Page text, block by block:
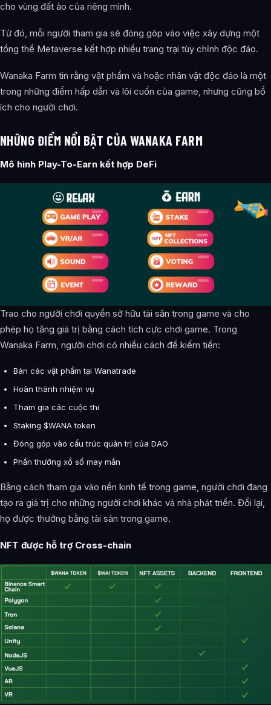
cho vùng đất ảo của riêng mình.
Từ đó, mỗi người tham gia sẽ đóng góp vào việc xây dựng một
tổng thể Metaverse kết hợp nhiều trang trại tùy chỉnh độc đáo.
Wanaka Farm tin rằng vật phẩm và hoặc nhân vật độc đáo là một
trong những điểm hấp dẫn và lôi cuốn của game, nhưng cũng bổ
ích cho người chơi.
NHỮNG ĐIỂM NỔI BẬT CỦA WANAKA FARM
Mô hình Play-To-Earn kết hợp DeFi
Trao cho người chơi quyền sở hữu tài sản trong game và cho
phép họ tăng giá trị bằng cách tích cực chơi game. Trong
Wanaka Farm, người chơi có nhiều cách để kiếm tiền:
Bán các vật phẩm tại Wanatrade
Hoàn thành nhiệm vụ
Tham gia các cuộc thi
Staking $WANA token
Đóng góp vào cấu trúc quản trị của DAO
Phần thưởng xổ số may mắn
Bằng cách tham gia vào nền kinh tế trong game, người chơi đang
tạo ra giá trị cho những người chơi khác và nhà phát triển. Đổi lại,
họ được thưởng bằng tài sản trong game.
NFT được hỗ trợ Cross-chain